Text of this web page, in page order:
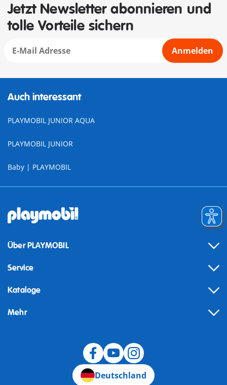
Jetzt Newsletter abonnieren und
tolle Vorteile sichern
Anmelden
Auch interessant
PLAYMOBIL JUNIOR AQUA
PLAYMOBIL JUNIOR
Baby | PLAYMOBIL
Über PLAYMOBIL
Service
Kataloge
Mehr
Deutschland